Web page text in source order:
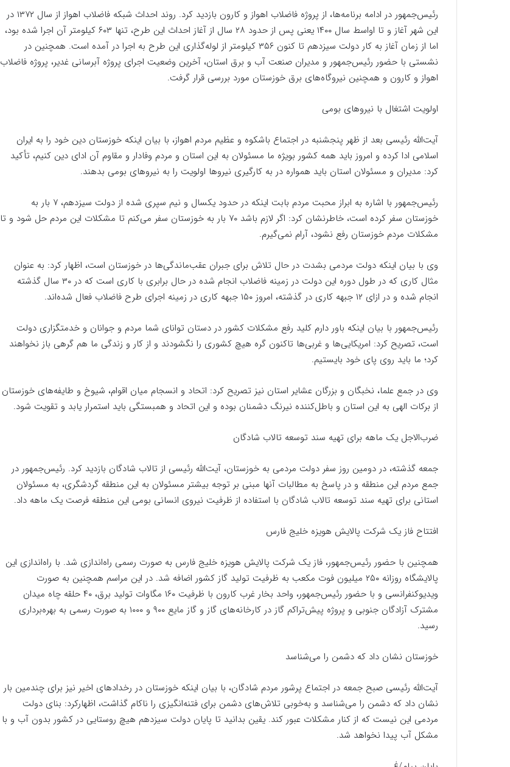
رئیس‌جمهور در ادامه برنامه‌ها، از پروژه فاضلاب اهواز و کارون بازدید کرد. روند احداث شبکه فاضلاب اهواز از سال ۱۳۷۲ در
این شهر آغاز و تا اواسط سال ۱۴۰۰ یعنی پس از حدود ۲۸ سال از آغاز احداث این طرح، تنها ۶۰۳ کیلومتر آن اجرا شده بود،
اما از زمان آغاز به کار دولت سیزدهم تا کنون ۳۵۶ کیلومتر از لوله‌گذاری این طرح به اجرا در آمده است. همچنین در
نشستی با حضور رئیس‌جمهور و مدیران صنعت آب و برق استان، آخرین وضعیت اجرای پروژه آبرسانی غدیر، پروژه فاضلاب
اهواز و کارون و همچنین نیروگاه‌های برق خوزستان مورد بررسی قرار گرفت.
اولویت اشتغال با نیروهای بومی
آیت‌الله رئیسی بعد از ظهر پنجشنبه در اجتماع باشکوه و عظیم مردم اهواز، با بیان اینکه خوزستان دین خود را به ایران
اسلامی ادا کرده و امروز باید همه کشور بویژه ما مسئولان به این استان و مردم وفادار و مقاوم آن ادای دین کنیم، تأکید
کرد: مدیران و مسئولان استان باید همواره در به کارگیری نیروها اولویت را به نیروهای بومی بدهند.
رئیس‌جمهور با اشاره به ابراز محبت مردم بابت اینکه در حدود یکسال و نیم سپری شده از دولت سیزدهم، ۷ بار به
خوزستان سفر کرده است، خاطرنشان کرد: اگر لازم باشد ۷۰ بار به خوزستان سفر می‌کنم تا مشکلات این مردم حل شود و تا
مشکلات مردم خوزستان رفع نشود، آرام نمی‌گیرم.
وی با بیان اینکه دولت مردمی بشدت در حال تلاش برای جبران عقب‌ماندگی‌ها در خوزستان است، اظهار کرد: به عنوان
مثال کاری که در طول دوره این دولت در زمینه فاضلاب انجام شده در حال برابری با کاری است که در ۳۰ سال گذشته
انجام شده و در ازای ۱۲ جبهه کاری در گذشته، امروز ۱۵۰ جبهه کاری در زمینه اجرای طرح فاضلاب فعال شده‌اند.
رئیس‌جمهور با بیان اینکه باور دارم کلید رفع مشکلات کشور در دستان توانای شما مردم و جوانان و خدمتگزاری دولت
است، تصریح کرد: امریکایی‌ها و غربی‌ها تاکنون گره هیچ کشوری را نگشودند و از کار و زندگی ما هم گرهی باز نخواهند
کرد؛ ما باید روی پای خود بایستیم.
وی در جمع علما، نخبگان و بزرگان عشایر استان نیز تصریح کرد: اتحاد و انسجام میان اقوام، شیوخ و طایفه‌های خوزستان
از برکات الهی به این استان و باطل‌کننده نیرنگ دشمنان بوده و این اتحاد و همبستگی باید استمرار یابد و تقویت شود.
ضرب‌الاجل یک ماهه برای تهیه سند توسعه تالاب شادگان
جمعه گذشته، در دومین روز سفر دولت مردمی به خوزستان، آیت‌الله رئیسی از تالاب شادگان بازدید کرد. رئیس‌جمهور در
جمع مردم این منطقه و در پاسخ به مطالبات آنها مبنی بر توجه بیشتر مسئولان به این منطقه گردشگری، به مسئولان
استانی برای تهیه سند توسعه تالاب شادگان با استفاده از ظرفیت نیروی انسانی بومی این منطقه فرصت یک ماهه داد.
افتتاح فاز یک شرکت پالایش هویزه خلیج فارس
همچنین با حضور رئیس‌جمهور، فاز یک شرکت پالایش هویزه خلیج فارس به صورت رسمی راه‌اندازی شد. با راه‌اندازی این
پالایشگاه روزانه ۲۵۰ میلیون فوت مکعب به ظرفیت تولید گاز کشور اضافه شد. در این مراسم همچنین به صورت
ویدیو‌کنفرانسی و با حضور رئیس‌جمهور، واحد بخار غرب کارون با ظرفیت ۱۶۰ مگاوات تولید برق، ۴۰ حلقه چاه میدان
مشترک آزادگان جنوبی و پروژه پیش‌تراکم گاز در کارخانه‌های گاز و گاز مایع ۹۰۰ و ۱۰۰۰ به صورت رسمی به بهره‌برداری
رسید.
خوزستان نشان داد که دشمن را می‌شناسد
آیت‌الله رئیسی صبح جمعه در اجتماع پرشور مردم شادگان، با بیان اینکه خوزستان در رخدادهای اخیر نیز برای چندمین بار
نشان داد که دشمن را می‌شناسد و به‌خوبی تلاش‌های دشمن برای فتنه‌انگیزی را ناکام گذاشت، اظهارکرد: بنای دولت
مردمی این نیست که از کنار مشکلات عبور کند. یقین بدانید تا پایان دولت سیزدهم هیچ روستایی در کشور بدون آب و با
مشکل آب پیدا نخواهد شد.